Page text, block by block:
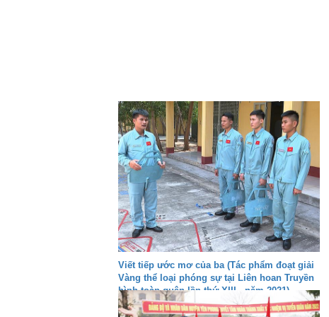
Viết tiếp ước mơ của ba (Tác phẩm đoạt giải
Vàng thể loại phóng sự tại Liên hoan Truyền
hình toàn quân lần thứ XIII - năm 2021)